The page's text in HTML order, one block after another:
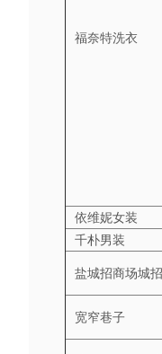
福奈特洗衣
依维妮女装
千朴男装
盐城招商场城
宽窄巷子